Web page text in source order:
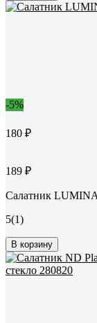
-5%
180 ₽
189 ₽
Салатник
5(1)
В корзину